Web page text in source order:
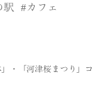
駅 カフェ
・「河津桜まつり」コ